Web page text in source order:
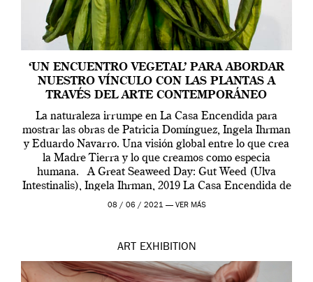
‘UN ENCUENTRO VEGETAL’ PARA ABORDAR
NUESTRO VÍNCULO CON LAS PLANTAS A
TRAVÉS DEL ARTE CONTEMPORÁNEO
La naturaleza irrumpe en La Casa Encendida para
mostrar las obras de Patricia Domínguez, Ingela Ihrman
y Eduardo Navarro. Una visión global entre lo que crea
la Madre Tierra y lo que creamos como especia
humana. A Great Seaweed Day: Gut Weed (Ulva
Intestinalis), Ingela Ihrman, 2019 La Casa Encendida de
Madrid y la Wellcome […]
08 / 06 / 2021 — VER MÁS
ART EXHIBITION